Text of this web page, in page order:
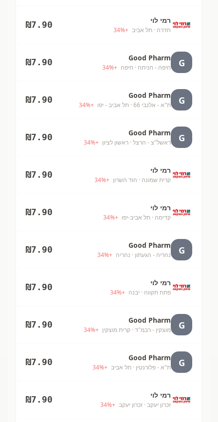
רמי לוי
חדרה · תל אביב +
34%
₪7.90
G
Good Pharm
חיפה - חניתה · חיפה +
34%
₪7.90
G
Good Pharm
ת"א - אלנבי 66 · תל אביב - יפו +
34%
₪7.90
G
Good Pharm
ראשל"צ - הרצל · ראשון לציון +
34%
₪7.90
רמי לוי
קרית שמונה · הוד השרון +
34%
₪7.90
רמי לוי
קדימה · תל אביב-יפו +
34%
₪7.90
G
Good Pharm
נהריה - הגעתון · נהריה +
34%
₪7.90
רמי לוי
פתח תקווה · יבנה +
34%
₪7.90
G
Good Pharm
מוצקין - רבמ"ד · קרית מוצקין +
34%
₪7.90
G
Good Pharm
ת"א - פלורנטין · תל אביב +
34%
₪7.90
רמי לוי
זכרון יעקב · זכרון יעקב +
34%
₪7.90